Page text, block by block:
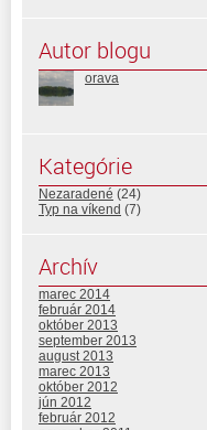
Autor blogu
orava
Kategórie
Nezaradené (24)
Typ na víkend (7)
Archív
marec 2014
február 2014
október 2013
september 2013
august 2013
marec 2013
október 2012
jún 2012
február 2012